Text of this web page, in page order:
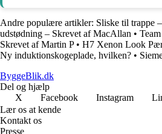
Andre populære artikler: Sliske til trappe
udstødning – Skrevet af MacAllan •
Skrevet af Martin P• H7 Xenon Look
Ny induktionskogeplade, hvilken? •
ByggeBlik.dk
Del og hjælp
X
Facebook Instagram
Lær os at kende
Kontakt os
Presse